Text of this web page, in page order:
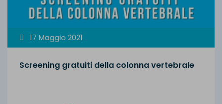
17 Maggio 2021
Screening gratuiti della colonna vertebrale